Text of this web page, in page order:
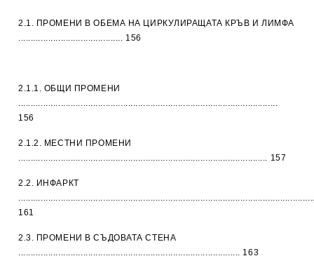
2.1. ПРОМЕНИ В ОБЕМА НА ЦИРКУЛИРАЩАТА КРЪВ И ЛИМФА
.......................................... 156
2.1.1. ОБЩИ ПРОМЕНИ
........................................................................................................
156
2.1.2. МЕСТНИ ПРОМЕНИ
.................................................................................................... 157
2.2. ИНФАРКТ
161
2.3. ПРОМЕНИ В СЪДОВАТА СТЕНА
......................................................................................... 163